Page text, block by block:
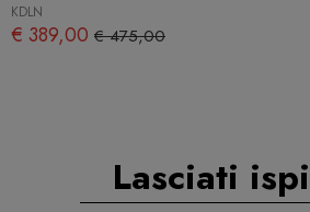
KDLN
€ 389,00 € 475,00
Lasciati